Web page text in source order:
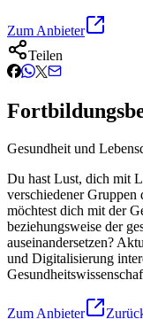
Zum Anbieter
Teilen
Gesundheit und
Du hast Lust, dich mit
verschiedener
möchtest dich mit der
beziehungsweise der
auseinandersetzen?
und Digitalisierung
Zum Anbieter